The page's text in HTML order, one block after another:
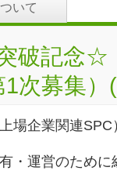
いて
破記念☆
次募集）
場企業関連SPC
・運営のため